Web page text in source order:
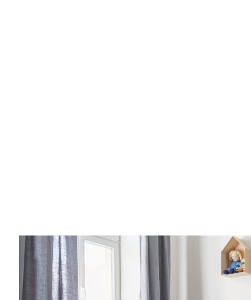
Entra anche tu nel mondo delle
community è grandissima e
consigli per rendere più semplice